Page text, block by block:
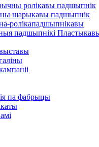
ролікавы падшыпнік
шарыкавы падшыпнік
ролікападшыпнікавы
падшыпнікі
па фабрыцы